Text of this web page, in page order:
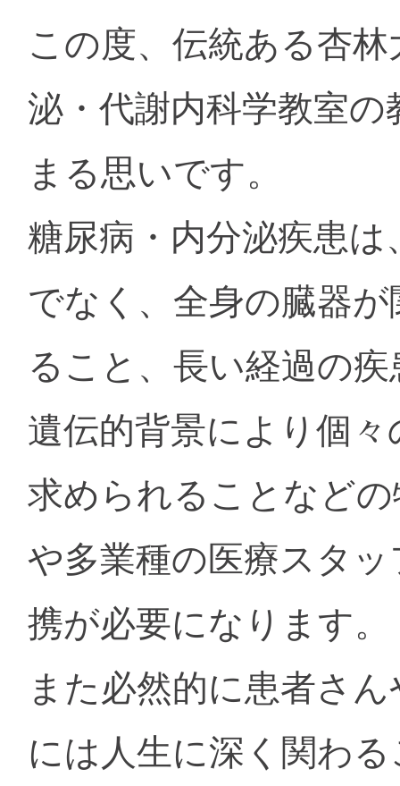
この度、伝統ある杏
泌・代謝内科学教室
まる思いです。
糖尿病・内分泌疾患
でなく、全身の臓器
ること、長い経過の
遺伝的背景により個
求められることなど
や多業種の医療スタ
携が必要になります。
また必然的に患者さ
には人生に深く関わ